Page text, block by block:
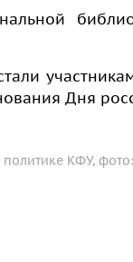
Дня
КФУ,